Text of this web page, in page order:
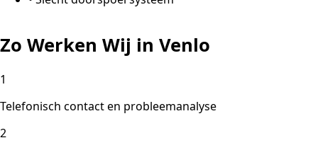
Zo Werken Wij in Venlo
1
Telefonisch contact en probleemanalyse
2